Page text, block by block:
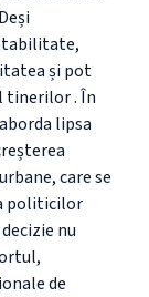
și pot
tinerilor. În
lipsa
care se
politicilor
nu
de